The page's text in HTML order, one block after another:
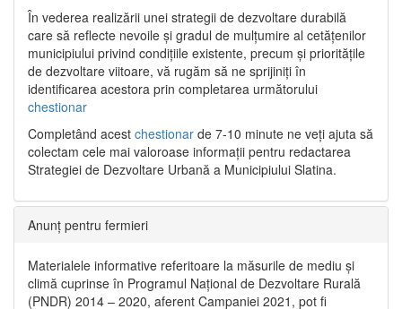
În vederea realizării unei strategii de dezvoltare durabilă
care să reflecte nevoile și gradul de mulțumire al cetățenilor
municipiului privind condițiile existente, precum și prioritățile
de dezvoltare viitoare, vă rugăm să ne sprijiniți în
identificarea acestora prin completarea următorului
chestionar
Completând acest chestionar de 7-10 minute ne veți ajuta să
colectam cele mai valoroase informații pentru redactarea
Strategiei de Dezvoltare Urbană a Municipiului Slatina.
Anunț pentru fermieri
Materialele informative referitoare la măsurile de mediu și
climă cuprinse în Programul Național de Dezvoltare Rurală
(PNDR) 2014 – 2020, aferent Campaniei 2021, pot fi